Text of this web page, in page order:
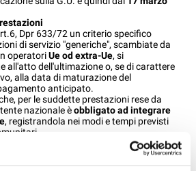
Dpr 633/72 un criterio specifico
di servizio "generiche", scambiate da
operatoriUe od extra-Ue, si
all'atto dell'ultimazione o, se di carattere
alla data di maturazione del
anticipato.
per le suddette prestazioni rese da
nazionale èobbligato ad integrare
, registrandola nei modi e tempi previsti
prestazioni rese da
fornitori Extra-Ue, il
deve procedere all'autofatturazione
fax-simile di autofattura)